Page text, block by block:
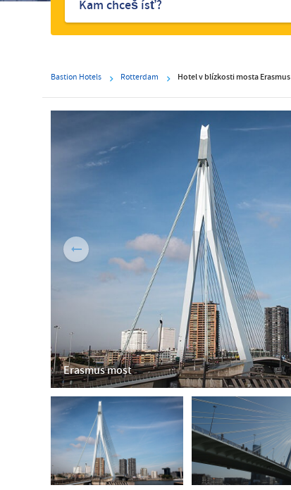
Bastion Hotels Rotterdam Hotel v blízkosti mosta Erasmus
Erasmus most